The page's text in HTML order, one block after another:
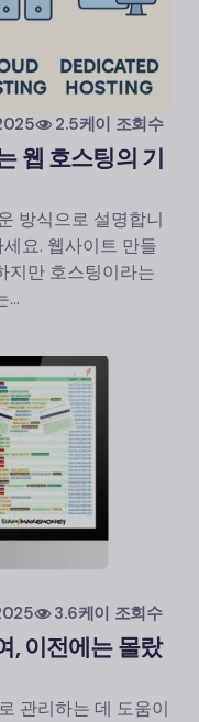
2.5케이 조회수
웹 호스팅의 기
방식으로 설명합니
요. 웹사이트 만들
지만 호스팅이라는
…
3.6케이 조회수
, 이전에는 몰랐
관리하는 데 도움이